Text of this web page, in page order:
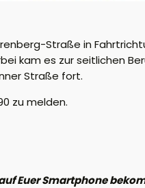
Straße in
kam es zur seitlichen
Straße fort.
zu melden.
Euer Smartphone